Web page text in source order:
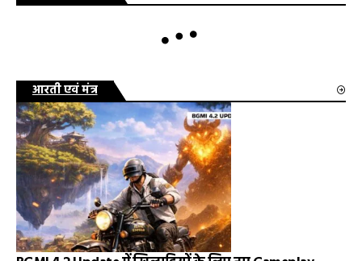
आरती एवं मंत्र